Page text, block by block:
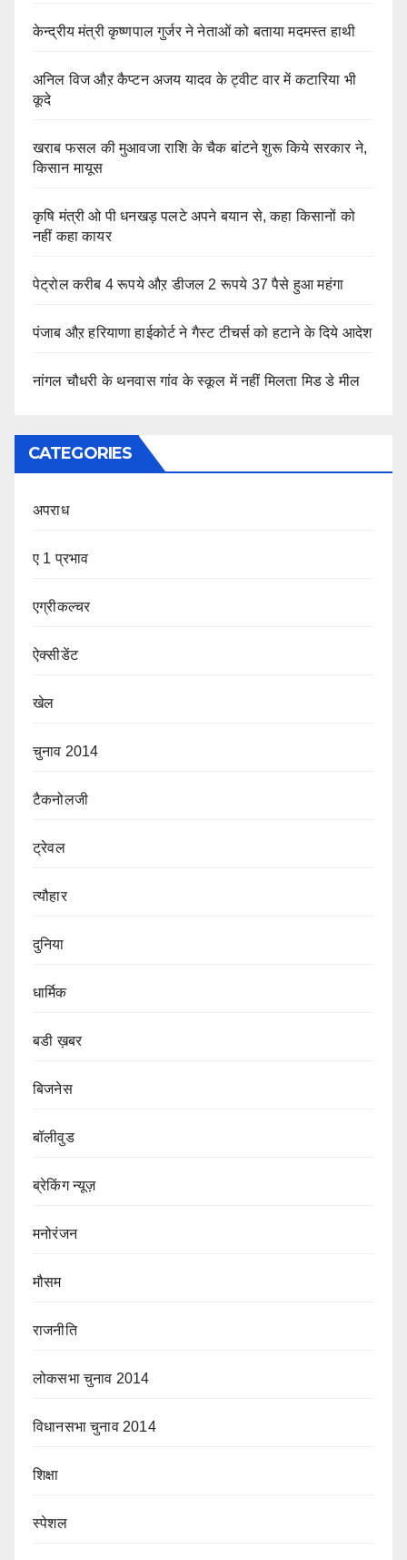
केन्द्रीय मंत्री कृष्णपाल गुर्जर ने नेताओं को बताया मदमस्त हाथी
अनिल विज औऱ कैप्टन अजय यादव के ट्वीट वार में कटारिया भी
कूदे
खराब फसल की मुआवजा राशि के चैक बांटने शुरू किये सरकार ने,
किसान मायूस
कृषि मंत्री ओ पी धनखड़ पलटे अपने बयान से, कहा किसानों को
नहीं कहा कायर
पेट्रोल करीब 4 रूपये औऱ डीजल 2 रूपये 37 पैसे हुआ महंगा
पंजाब औऱ हरियाणा हाईकोर्ट ने गैस्ट टीचर्स को हटाने के दिये आदेश
नांगल चौधरी के थनवास गांव के स्कूल में नहीं मिलता मिड डे मील
CATEGORIES
अपराध
ए 1 प्रभाव
एग्रीकल्चर
ऐक्सीडेंट
खेल
चुनाव 2014
टैकनोलजी
ट्रेवल
त्यौहार
दुनिया
धार्मिक
बडी ख़बर
बिजनेस
बॉलीवुड
ब्रेकिंग न्यूज़
मनोरंजन
मौसम
राजनीति
लोकसभा चुनाव 2014
विधानसभा चुनाव 2014
शिक्षा
स्पेशल